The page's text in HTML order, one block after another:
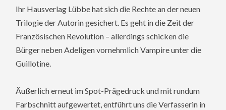
Ihr Hausverlag Lübbe hat sich die Rechte an der neuen
Trilogie der Autorin gesichert. Es geht in die Zeit der
Französischen Revolution – allerdings schicken die
Bürger neben Adeligen vornehmlich Vampire unter die
Guillotine.
Äußerlich erneut im Spot-Prägedruck und mit rundum
Farbschnitt aufgewertet, entführt uns die Verfasserin in